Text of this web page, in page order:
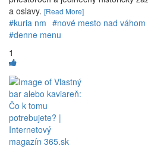
a oslavy. [Read More]
#kuria nm #nové mesto nad váhom
#denne menu
1